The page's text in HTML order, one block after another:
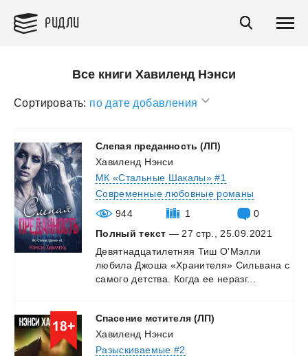
РИДЛИ
Все книги Хавиленд Нэнси
Сортировать: по дате добавления
Слепая преданность (ЛП)
Хавиленд Нэнси
МК «Стальные Шакалы» #1
Современные любовные романы
944
1
0
Полный текст — 27 стр., 25.09.2021
Девятнадцатилетняя Тиш О'Мэлли
любила Джоша «Хранителя» Сильвана с
самого детства. Когда ее неразг...
Спасение мстителя (ЛП)
Хавиленд Нэнси
Разыскиваемые #2